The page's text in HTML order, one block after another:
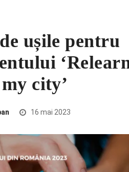
ușile pentru
city’
16 mai 2023